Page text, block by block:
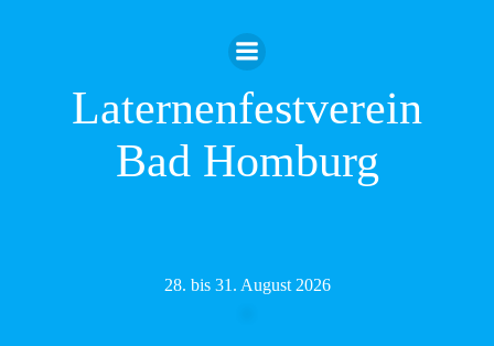
Inhalt
springen
Laternenfestverein
Bad Homburg
28. bis 31. August 2026